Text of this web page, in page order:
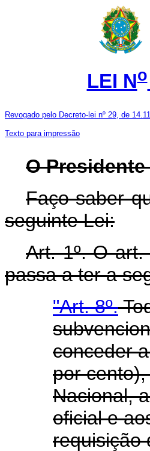
LEI No
Revogado pelo Decreto-lei nº 29, de
Texto para impressão
O
Faço saber
seguinte Lei:
Art. 1º. O
passa a ter a
"Art. 8º.
conceder
por
Nacional,
oficial e
requisição